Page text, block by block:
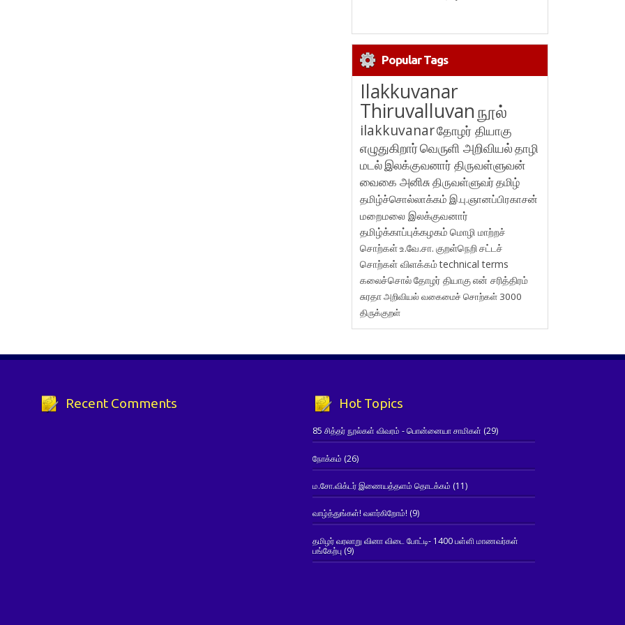
Popular Tags
Ilakkuvanar
Thiruvalluvanநூல்
ilakkuvanarதோழர் தியாகு
எழுதுகிறார்வெருளி அறிவியல்தாழி
மடல்இலக்குவனார் திருவள்ளுவன்
வைகை அனிசுதிருவள்ளுவர்தமிழ்
தமிழ்ச்சொல்லாக்கம் இ.பு.ஞானப்பிரகாசன்
மறைமலை இலக்குவனார்
தமிழ்க்காப்புக்கழகம் மொழி மாற்றச்
சொற்கள்உ.வே.சா. குறள்நெறி சட்டச்
சொற்கள் விளக்கம்technical terms
கலைச்சொல்தோழர் தியாகுஎன் சரித்திரம்
சுரதாஅறிவியல் வகைமைச் சொற்கள் 3000
திருக்குறள்
Recent Comments Hot Topics
85 சித்தர் நூல்கள் விவரம் - பொன்னையா சாமிகள் (29)
நோக்கம் (26)
ம.சோ.விக்டர் இணையத்தளம் தொடக்கம் (11)
வாழ்த்துங்கள்! வளர்கிறோம்! (9)
தமிழர் வரலாறு வினா விடை போட்டி- 1400 பள்ளி மாணவர்கள்
பங்கேற்பு(9)